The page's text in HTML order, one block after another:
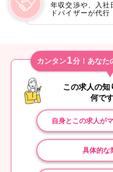
年収交渉や、入社
ドバイザーが代行
カンタン1分！あなた
この求人の知
何で
自身とこの求人が
具体的な